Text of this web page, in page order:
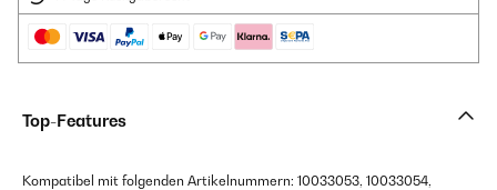
Top-Features
Kompatibel mit folgenden Artikelnummern: 10033053, 10033054,